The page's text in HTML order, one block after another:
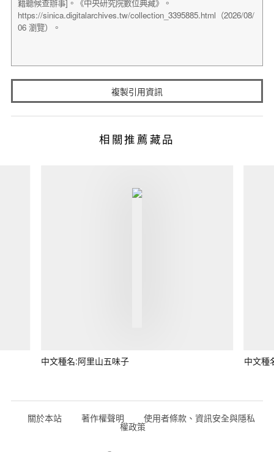
複製引用資訊
相關推薦藏品
中文種名:阿里山五味子 中文種
關於本站 著作權聲明 使用者條款、資訊安全與隱私
權政策